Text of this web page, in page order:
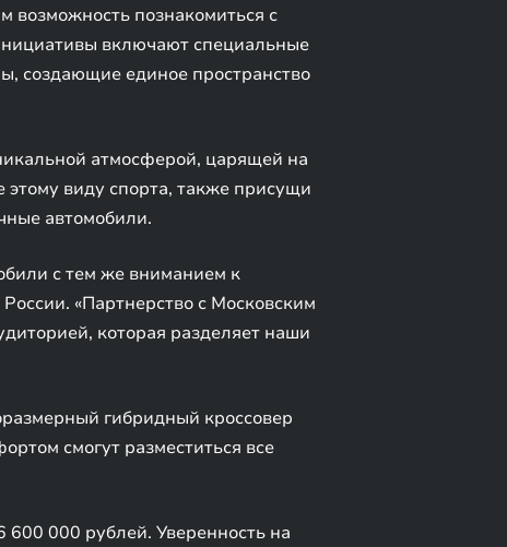
возможность познакомиться с
включают специальные
создающие единое пространство
атмосферой, царящей на
этому виду спорта, также присущи
автомобили.
с тем же вниманием к
«Партнерство с Московским
которая разделяет наши
гибридный кроссовер
смогут разместиться все
600 000 рублей. Уверенность на